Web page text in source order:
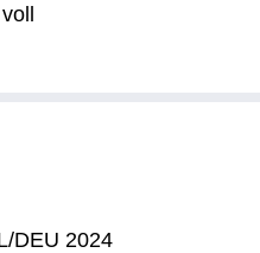
DEU 2024